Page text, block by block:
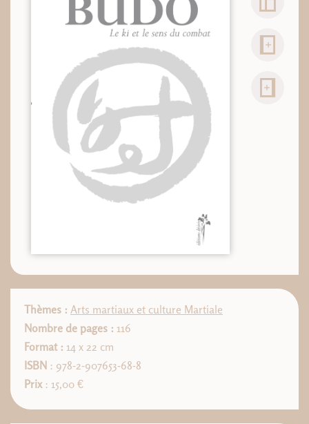
Thèmes : Arts martiaux et culture Martiale
Nombre de pages : 116
Format : 14 x 22 cm
ISBN : 978-2-907653-68-8
Prix: 15,00 €